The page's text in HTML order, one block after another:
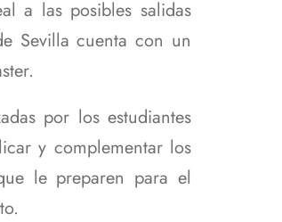
a las posibles salidas
Sevilla cuenta con un
por los estudiantes
y complementar los
le preparen para el